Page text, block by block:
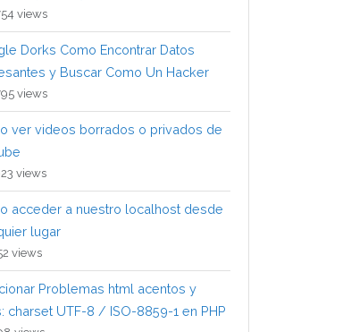
views
Dorks Como Encontrar Datos
y Buscar Como Un Hacker
views
ver videos borrados o privados de
views
acceder a nuestro localhost desde
lugar
views
Problemas html acentos y
charset UTF-8 / ISO-8859-1 en PHP